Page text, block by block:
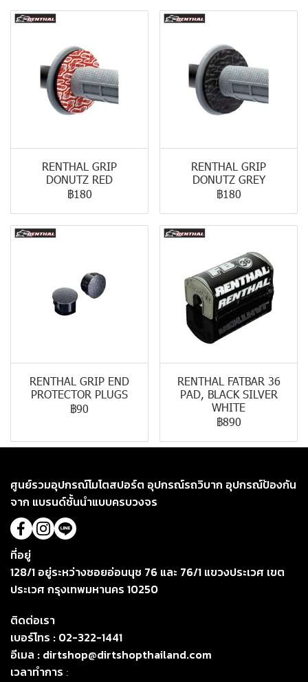
RENTHAL GRIP
DONUTZ RED
฿180
RENTHAL GRIP
DONUTZ GREY
฿180
RENTHAL GRIP END
PROTECTOR PLUGS
฿90
RENTHAL FATBAR 36
PAD, BLACK SILVER
WHITE
฿890
ศูนย์รวมอุปกรณ์โมโตสปอร์ต อุปกรณ์รถวิบาก อุปกรณ์ป้องกัน
จาก แบรนด์ชั้นนำแบบครบวงจร
ที่อยู่
128/1 อยู่ระหว่างซอยอ่อนนุช 76 และ 76/1 แขวงประเวศ เขต
ประเวศ กรุงเทพมหานคร 10250
ติดต่อเรา
เบอร์โทร : 02-322-1441
อีเมล : dirtshop@dirtshopthailand.com
เวลาทำการ :